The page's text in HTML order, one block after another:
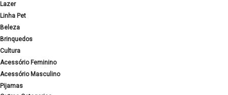
Lazer
Linha Pet
Beleza
Brinquedos
Cultura
Acessório Feminino
Acessório Masculino
Pijamas